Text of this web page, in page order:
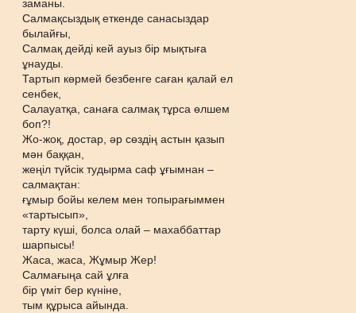
заманы.
Салмақсыздық еткенде санасыздар
былайғы,
Салмақ дейді кей ауыз бір мықтыға
ұнауды.
Тартып көрмей безбенге саған қалай ел
сенбек,
Салауатқа, санаға салмақ тұрса өлшем
боп?!
Жо-жоқ, достар, әр сөздің астын қазып
мән баққан,
жеңіл түйсік тудырма саф ұғымнан –
салмақтан:
ғұмыр бойы келем мен топырағыммен
«тартысып»,
тарту күші, болса олай – махаббаттар
шарпысы!
Жаса, жаса, Жұмыр Жер!
Салмағыңа сай ұлға
бір үміт бер күніне,
тым құрыса айында.